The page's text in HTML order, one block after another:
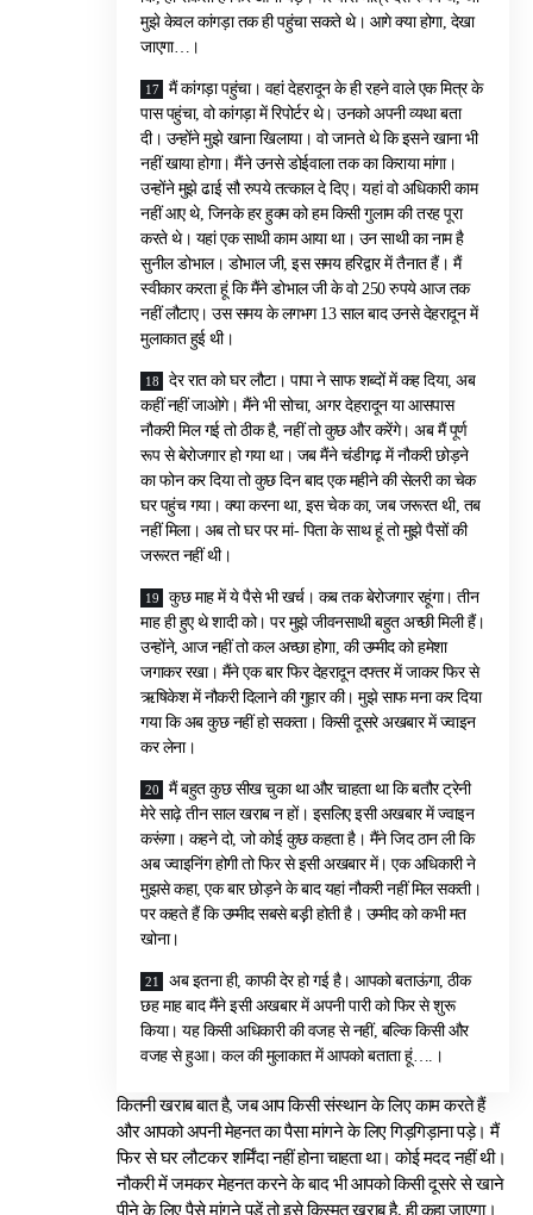
मुझे केवल कांगड़ा तक ही पहुंचा सकते थे। आगे क्या होगा, देखा
जाएगा…।
मैं कांगड़ा पहुंचा। वहां देहरादून के ही रहने वाले एक मित्र के
पास पहुंचा, वो कांगड़ा में रिपोर्टर थे। उनको अपनी व्यथा बता
दी। उन्होंने मुझे खाना खिलाया। वो जानते थे कि इसने खाना भी
नहीं खाया होगा। मैंने उनसे डोईवाला तक का किराया मांगा।
उन्होंने मुझे ढाई सौ रुपये तत्काल दे दिए। यहां वो अधिकारी काम
नहीं आए थे, जिनके हर हुक्म को हम किसी गुलाम की तरह पूरा
करते थे। यहां एक साथी काम आया था। उन साथी का नाम है
सुनील डोभाल। डोभाल जी, इस समय हरिद्वार में तैनात हैं। मैं
स्वीकार करता हूं कि मैंने डोभाल जी के वो 250 रुपये आज तक
नहीं लौटाए। उस समय के लगभग 13 साल बाद उनसे देहरादून में
मुलाकात हुई थी।
देर रात को घर लौटा। पापा ने साफ शब्दों में कह दिया, अब
कहीं नहीं जाओगे। मैंने भी सोचा, अगर देहरादून या आसपास
नौकरी मिल गई तो ठीक है, नहीं तो कुछ और करेंगे। अब मैं पूर्ण
रूप से बेरोजगार हो गया था। जब मैंने चंडीगढ़ में नौकरी छोड़ने
का फोन कर दिया तो कुछ दिन बाद एक महीने की सेलरी का चेक
घर पहुंच गया। क्या करना था, इस चेक का, जब जरूरत थी, तब
नहीं मिला। अब तो घर पर मां- पिता के साथ हूं तो मुझे पैसों की
जरूरत नहीं थी।
कुछ माह में ये पैसे भी खर्च। कब तक बेरोजगार रहूंगा। तीन
माह ही हुए थे शादी को। पर मुझे जीवनसाथी बहुत अच्छी मिली हैं।
उन्होंने, आज नहीं तो कल अच्छा होगा, की उम्मीद को हमेशा
जगाकर रखा। मैंने एक बार फिर देहरादून दफ्तर में जाकर फिर से
ऋषिकेश में नौकरी दिलाने की गुहार की। मुझे साफ मना कर दिया
गया कि अब कुछ नहीं हो सकता। किसी दूसरे अखबार में ज्वाइन
कर लेना।
मैं बहुत कुछ सीख चुका था और चाहता था कि बतौर ट्रेनी
मेरे साढ़े तीन साल खराब न हों। इसलिए इसी अखबार में ज्वाइन
करूंगा। कहने दो, जो कोई कुछ कहता है। मैंने जिद ठान ली कि
अब ज्वाइनिंग होगी तो फिर से इसी अखबार में। एक अधिकारी ने
मुझसे कहा, एक बार छोड़ने के बाद यहां नौकरी नहीं मिल सकती।
पर कहते हैं कि उम्मीद सबसे बड़़ी होती है। उम्मीद को कभी मत
खोना।
अब इतना ही, काफी देर हो गई है। आपको बताऊंगा, ठीक
छह माह बाद मैंने इसी अखबार में अपनी पारी को फिर से शुरू
किया। यह किसी अधिकारी की वजह से नहीं, बल्कि किसी और
वजह से हुआ। कल की मुलाकात में आपको बताता हूं….।
कितनी खराब बात है, जब आप किसी संस्थान के लिए काम करते हैं
और आपको अपनी मेहनत का पैसा मांगने के लिए गिड़गिड़ाना पड़े। मैं
फिर से घर लौटकर शर्मिंदा नहीं होना चाहता था। कोई मदद नहीं थी।
नौकरी में जमकर मेहनत करने के बाद भी आपको किसी दूसरे से खाने
पीने के लिए पैसे मांगने पड़ें तो इसे किस्मत खराब है, ही कहा जाएगा।